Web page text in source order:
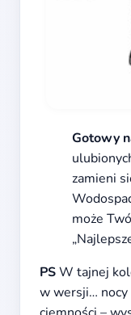
Gotowy
zamieni
może
PSW tajnej
w wersji… nocy